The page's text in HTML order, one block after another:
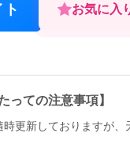
お気に入
っての注意事項】
時更新しておりますが